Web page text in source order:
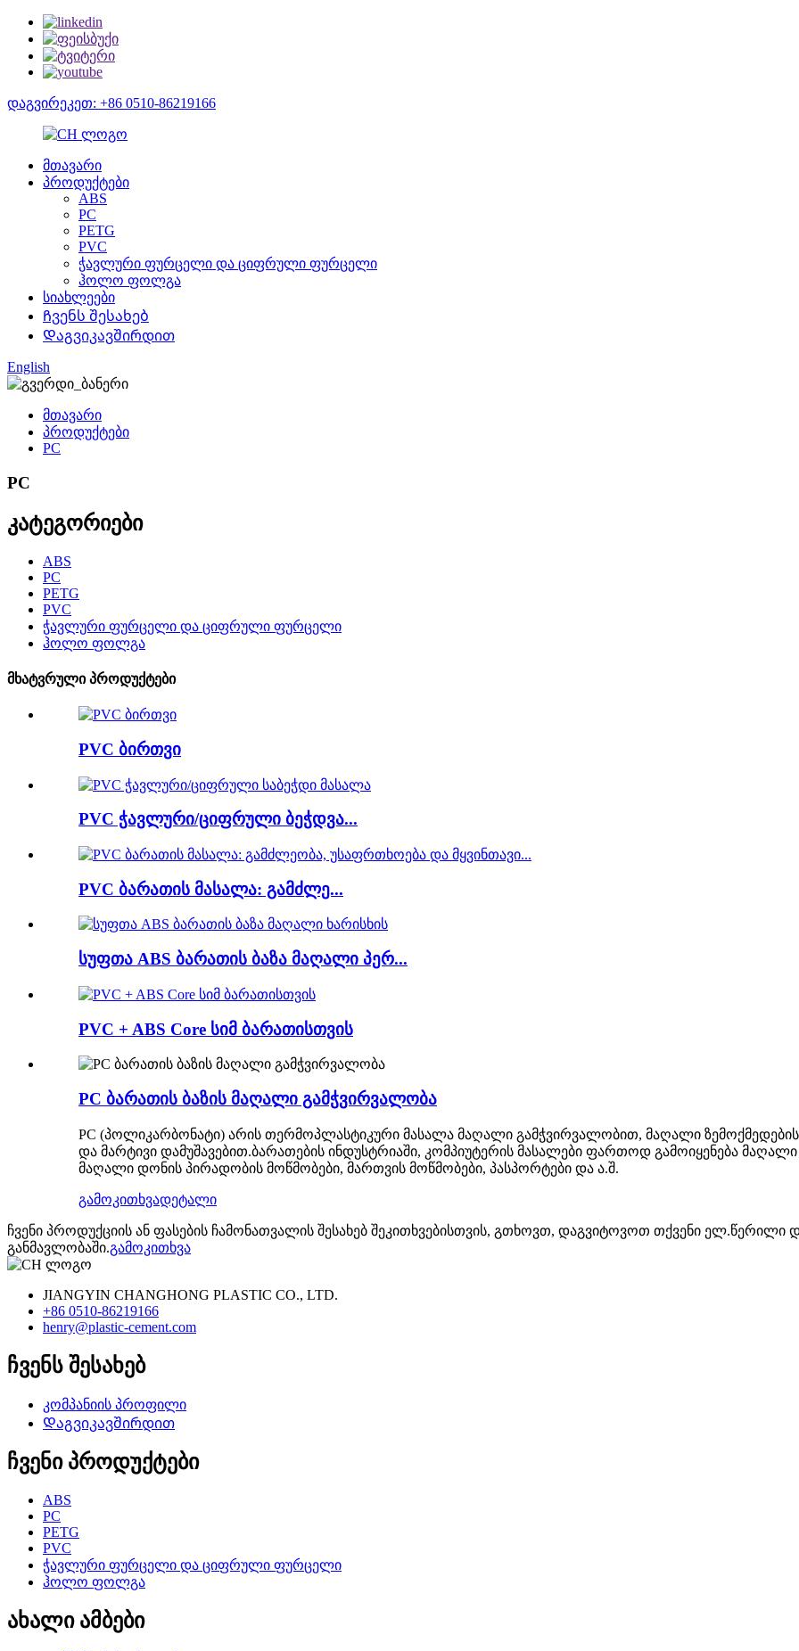
დაგვირეკეთ: +86 0510-86219166
მთავარი
პროდუქტები
ABS
PC
PETG
PVC
ჭავლური ფურცელი და ციფრული ფურცელი
ჰოლო ფოლგა
სიახლეები
Ჩვენს შესახებ
Დაგვიკავშირდით
English
მთავარი
პროდუქტები
PC
PC
კატეგორიები
ABS
PC
PETG
PVC
ჭავლური ფურცელი და ციფრული ფურცელი
ჰოლო ფოლგა
მხატვრული პროდუქტები
PVC ბირთვი
PVC ჭავლური/ციფრული ბეჭდვა...
PVC ბარათის მასალა: გამძლე...
სუფთა ABS ბარათის ბაზა მაღალი პერ...
PVC + ABS Core სიმ ბარათისთვის
PC ბარათის ბაზის მაღალი გამჭვირვალობა
PC (პოლიკარბონატი) არის თერმოპლასტიკური მასალა მაღალი გამჭვირვალობით, მაღალი
და მარტივი დამუშავებით.ბარათების ინდუსტრიაში, კომპიუტერის მასალები ფართოდ გამოიყენება
მაღალი დონის პირადობის მოწმობები, მართვის მოწმობები, პასპორტები და ა.შ.
გამოკითხვადეტალი
ჩვენი პროდუქციის ან ფასების ჩამონათვალის შესახებ შეკითხვებისთვის, გთხოვთ, დაგვიტოვოთ თქვენი ელ.წერილი
განმავლობაში.გამოკითხვა
JIANGYIN CHANGHONG PLASTIC CO., LTD.
+86 0510-86219166
henry@plastic-cement.com
ჩვენს შესახებ
კომპანიის პროფილი
Დაგვიკავშირდით
ჩვენი პროდუქტები
ABS
PC
PETG
PVC
ჭავლური ფურცელი და ციფრული ფურცელი
ჰოლო ფოლგა
ახალი ამბები